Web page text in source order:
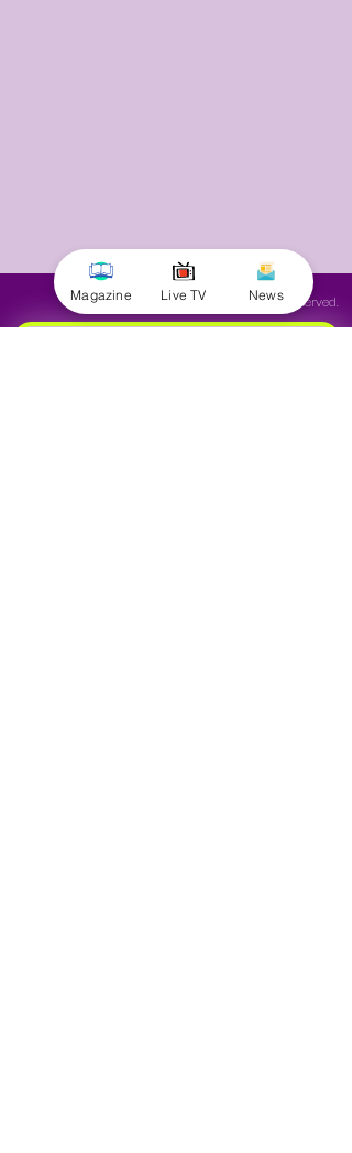
© 2025 by Minnal Parithi. All rights reserved.
Magazine Live TV News